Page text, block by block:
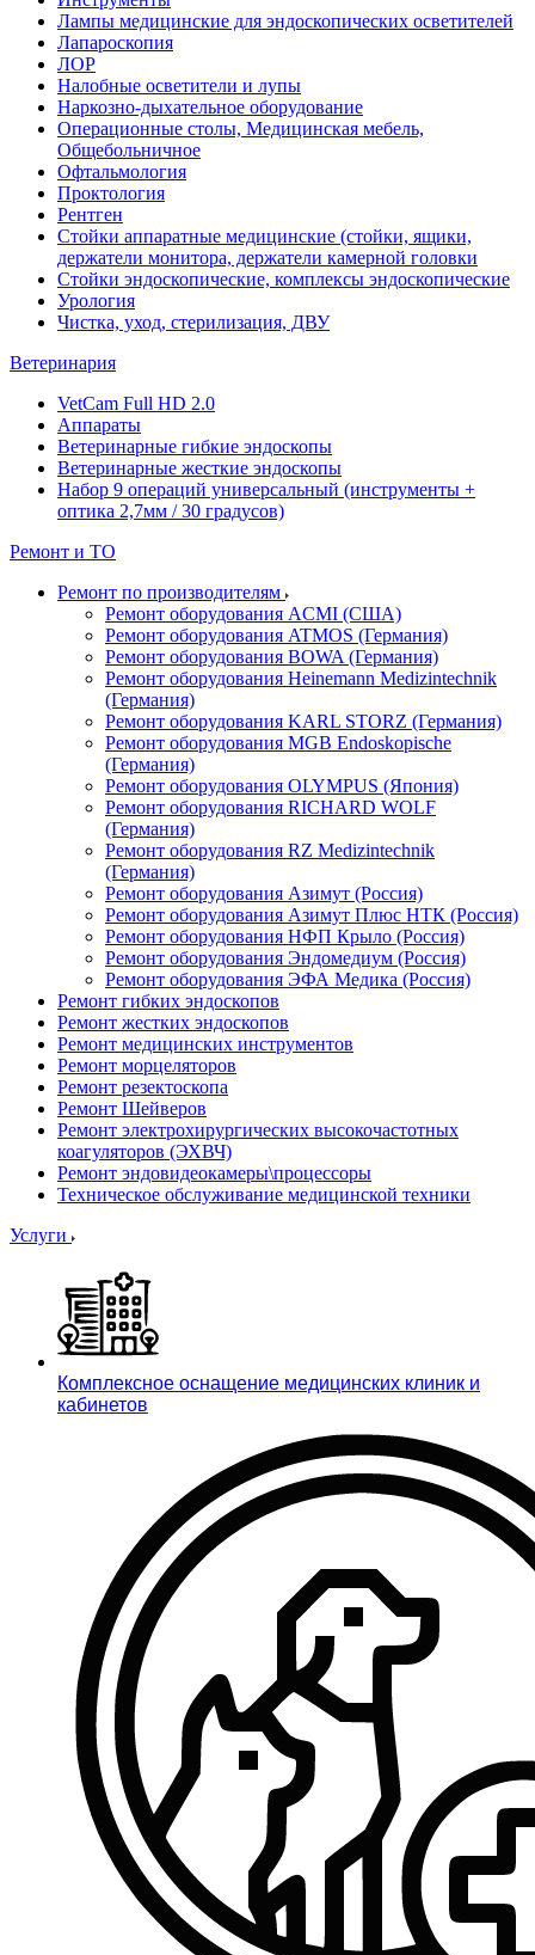
Лампы медицинские для эндоскопических осветителей
Лапароскопия
ЛОР
Налобные осветители и лупы
Наркозно-дыхательное оборудование
Операционные столы, Медицинская мебель,
Общебольничное
Офтальмология
Проктология
Рентген
Стойки аппаратные медицинские (стойки, ящики,
держатели монитора, держатели камерной головки
Стойки эндоскопические, комплексы эндоскопические
Урология
Чистка, уход, стерилизация, ДВУ
Ветеринария
VetCam Full HD 2.0
Аппараты
Ветеринарные гибкие эндоскопы
Ветеринарные жесткие эндоскопы
Набор 9 операций универсальный (инструменты +
оптика 2,7мм / 30 градусов)
Ремонт и ТО
Ремонт по производителям
Ремонт оборудования ACMI (США)
Ремонт оборудования ATMOS (Германия)
Ремонт оборудования BOWA (Германия)
Ремонт оборудования Heinemann Medizintechnik
(Германия)
Ремонт оборудования KARL STORZ (Германия)
Ремонт оборудования MGB Endoskopische
(Германия)
Ремонт оборудования OLYMPUS (Япония)
Ремонт оборудования RICHARD WOLF
(Германия)
Ремонт оборудования RZ Medizintechnik
(Германия)
Ремонт оборудования Азимут (Россия)
Ремонт оборудования Азимут Плюс НТК (Россия)
Ремонт оборудования НФП Крыло (Россия)
Ремонт оборудования Эндомедиум (Россия)
Ремонт оборудования ЭФА Медика (Россия)
Ремонт гибких эндоскопов
Ремонт жестких эндоскопов
Ремонт медицинских инструментов
Ремонт морцеляторов
Ремонт резектоскопа
Ремонт Шейверов
Ремонт электрохирургических высокочастотных
коагуляторов (ЭХВЧ)
Ремонт эндовидеокамеры\процессоры
Техническое обслуживание медицинской техники
Услуги
Комплексное оснащение медицинских клиник и
кабинетов